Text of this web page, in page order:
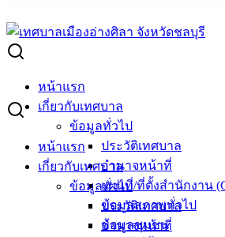
to
content
หน้าแรก
เกี่ยวกับเทศบาล
ข้อมูลทั่วไป
ประวัติเทศบาล
อำนาจหน้าที่
แผนที่/ที่ตั้งสำนักงาน
ข้อมูลสภาพทั่วไป
ข้อมูลชุมชน
หน้าแรก
เกี่ยวกับเทศบาล
ข้อมูลทั่วไป
ประวัติเทศบาล
อำนาจหน้าที่
Search
for:
ผู้ชนะการเสนอราคา วัสดุอุปกรณ์สำหรั
ผู้ชนะการเสนอราคา วัสดุ
พฤษภาคม 29, 2026พฤษภาคม 29,